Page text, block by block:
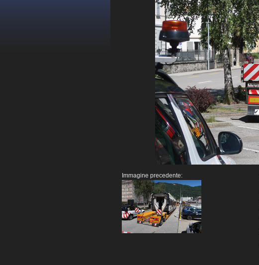
Immagine precedente: